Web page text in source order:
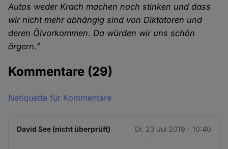
Autos weder Krach machen noch stinken und dass
wir nicht mehr abhängig sind von Diktatoren und
deren Ölvorkommen. Da würden wir uns schön
ärgern."
Kommentare (29)
Netiquette für Kommentare
David See (nicht überprüft) Di. 23 Jul 2019 - 10:40